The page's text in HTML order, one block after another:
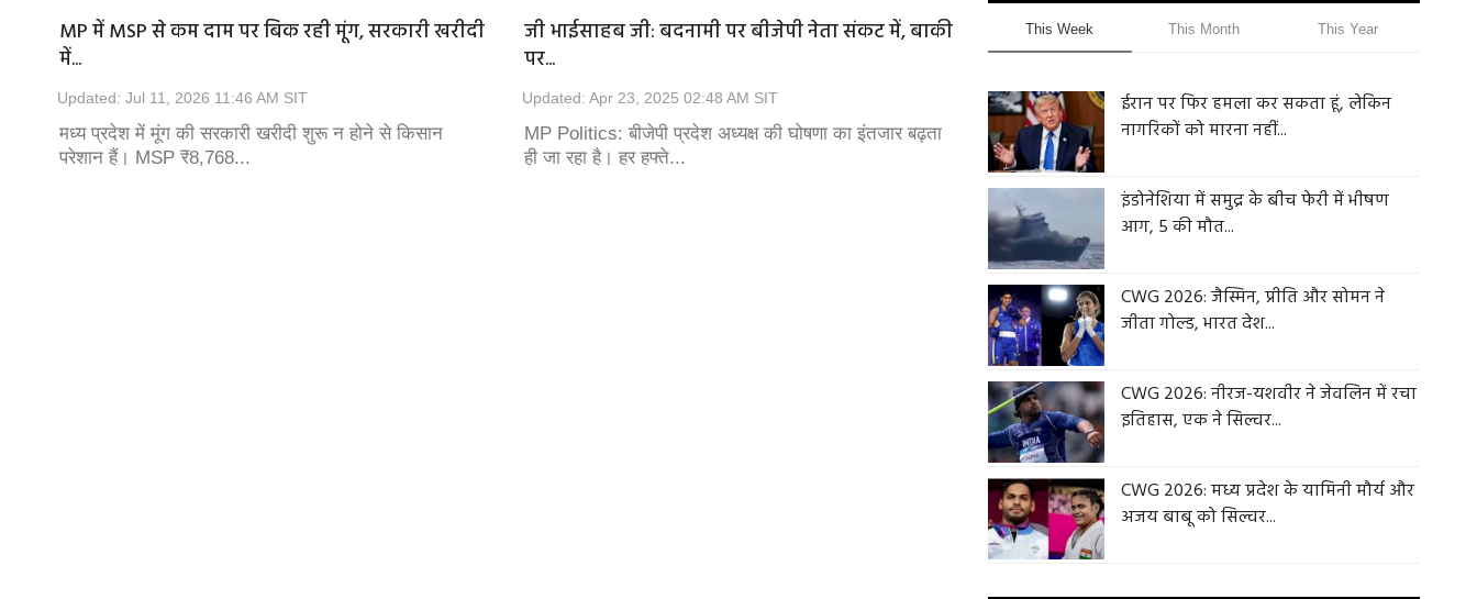
MP में MSP से कम दाम पर बिक रही मूंग, सरकारी खरीदी
में...
Updated: Jul 11, 2026 11:46 AM SIT
मध्य प्रदेश में मूंग की सरकारी खरीदी शुरू न होने से किसान
परेशान हैं। MSP ₹8,768...
जी भाईसाहब जी: बदनामी पर बीजेपी नेता संकट में, बाकी
पर...
Updated: Apr 23, 2025 02:48 AM SIT
MP Politics: बीजेपी प्रदेश अध्‍यक्ष की घोषणा का इंतजार बढ़ता
ही जा रहा है। हर हफ्ते...
This Week This Month This Year
ईरान पर फिर हमला कर सकता हूं, लेकिन
नागरिकों को मारना नहीं...
इंडोनेशिया में समुद्र के बीच फेरी में भीषण
आग, 5 की मौत...
CWG 2026: जैस्मिन, प्रीति और सोमन ने
जीता गोल्ड, भारत देश...
CWG 2026: नीरज-यशवीर ने जेवलिन में रचा
इतिहास, एक ने सिल्वर...
CWG 2026: मध्य प्रदेश के यामिनी मौर्य और
अजय बाबू को सिल्वर...